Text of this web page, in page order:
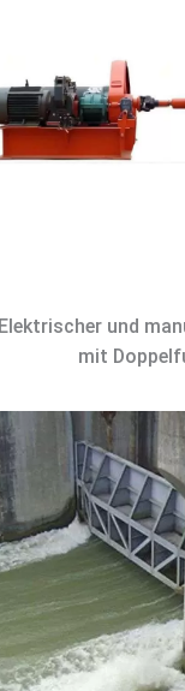
Elektrischer und
mit